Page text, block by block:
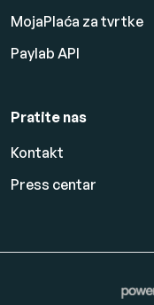
MojaPlaća za tvrtke
Paylab API
Pratite nas
Kontakt
Press centar